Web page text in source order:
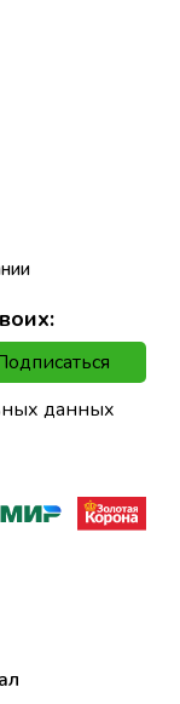
данных